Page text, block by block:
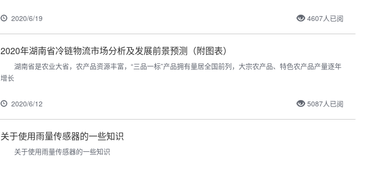
2020/6/19 4607人已阅
2020年湖南省冷链物流市场分析及发展前景预测（附图表）
湖南省是农业大省，农产品资源丰富，“三品一标”产品拥有量居全国前列，大宗农产品、特色农产品产量逐年
增长
2020/6/12 5087人已阅
关于使用雨量传感器的一些知识
关于使用雨量传感器的一些知识